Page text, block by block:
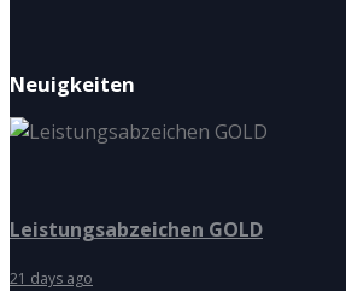
Neuigkeiten
Leistungsabzeichen GOLD
21 days ago